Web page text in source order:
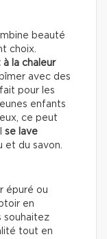
beauté
choix.
la chaleur
avec des
pour les
enfants
ce peut
se lave
et du savon.
épuré ou
en
souhaitez
tout en